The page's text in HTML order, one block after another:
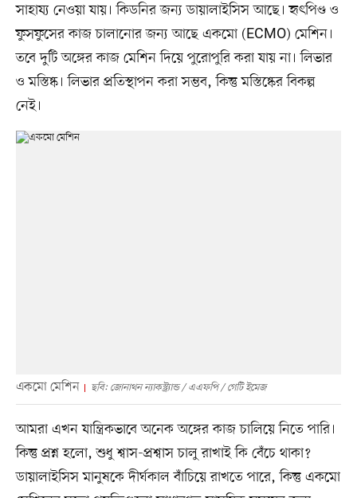
সাহায্য নেওয়া যায়। কিডনির জন্য ডায়ালাইসিস আছে। হৃৎপিণ্ড ও
ফুসফুসের কাজ চালানোর জন্য আছে একমো (ECMO) মেশিন।
তবে দুটি অঙ্গের কাজ মেশিন দিয়ে পুরোপুরি করা যায় না। লিভার
ও মস্তিষ্ক। লিভার প্রতিস্থাপন করা সম্ভব, কিন্তু মস্তিষ্কের বিকল্প
নেই।
একমো মেশিন ছবি: জোনাথন ন্যাকস্ট্র্যান্ড / এএফপি / গেটি ইমেজ
আমরা এখন যান্ত্রিকভাবে অনেক অঙ্গের কাজ চালিয়ে নিতে পারি।
কিন্তু প্রশ্ন হলো, শুধু শ্বাস-প্রশ্বাস চালু রাখাই কি বেঁচে থাকা?
ডায়ালাইসিস মানুষকে দীর্ঘকাল বাঁচিয়ে রাখতে পারে, কিন্তু একমো